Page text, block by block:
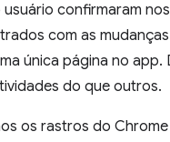
confirmaram
com as
única página no
do que outros.
os rastros do